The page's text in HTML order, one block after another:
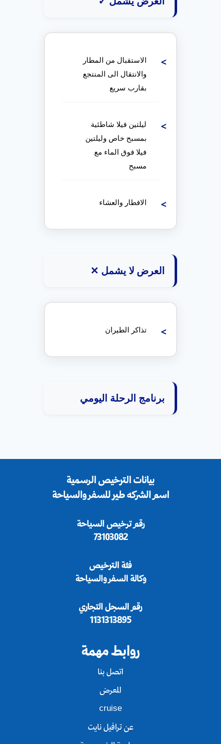
الاستقبال من المطار
والانتقال الى المنتجع
بقارب سريع
ليلتين فيلا شاطئية
بمسبح خاص وليلتين
فيلا فوق الماء مع
مسبح
الافطار والعشاء
العرض لا يشمل ✕
تذاكر الطيران
برنامج الرحلة اليومي
بيانات الترخيص الرسمية
اسم الشركه طير للسفر والسياحة
رقم ترخيص السياحة
73103082
فئة الترخيص
وكالة السفر والسياحة
رقم السجل التجاري
1131313895
روابط مهمة
اتصل بنا
المعرض
cruise
عن ترافيل نايت